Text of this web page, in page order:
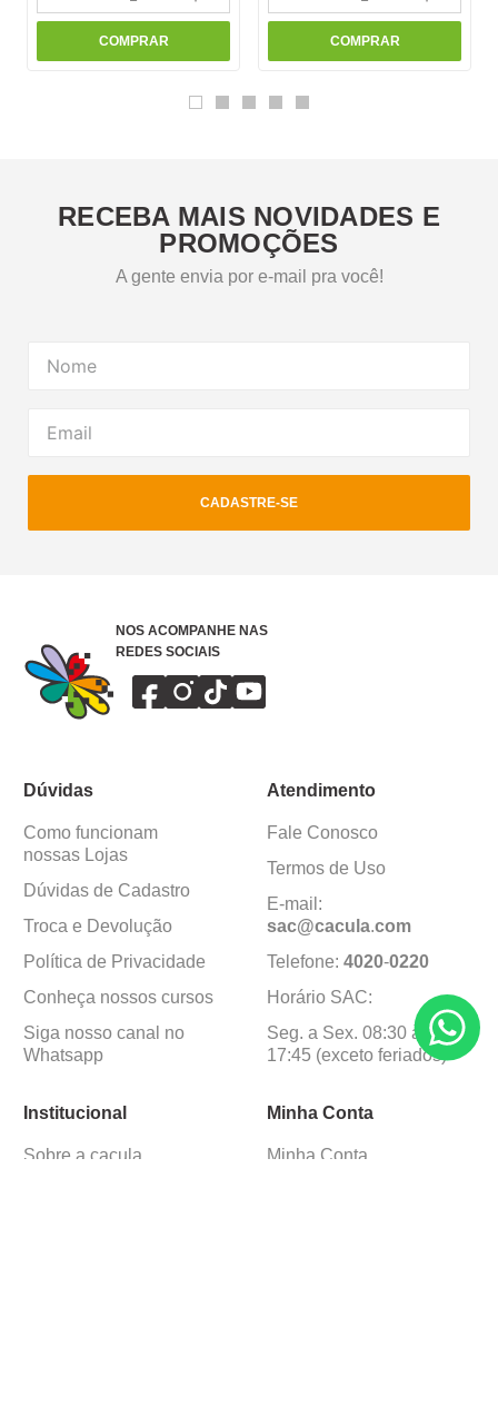
COMPRAR COMPRAR
RECEBA MAIS NOVIDADES E
PROMOÇÕES
A gente envia por e-mail pra você!
CADASTRE-SE
NOS ACOMPANHE NAS
REDES SOCIAIS
Dúvidas
Como funcionam
nossas Lojas
Dúvidas de Cadastro
Troca e Devolução
Política de Privacidade
Conheça nossos cursos
Siga nosso canal no
Whatsapp
Atendimento
Fale Conosco
Termos de Uso
E-mail:
sac@cacula.com
Telefone: 4020-0220
Horário SAC:
Seg. a Sex. 08:30 às
17:45 (exceto feriados)
Institucional
Sobre a caçula
Minha Conta
Minha Conta